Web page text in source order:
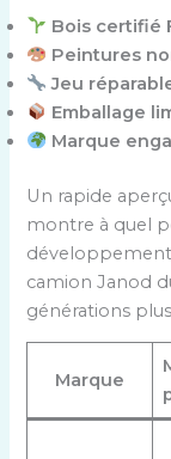
Bois certifié
Peintures
Jeu
Emballage
Marque
Un rapide
montre à quel
camion Janod
générations
Marque